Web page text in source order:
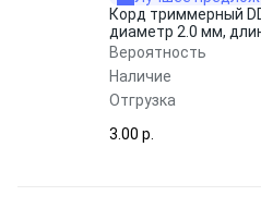
Корд триммерный
диаметр 2.0 мм,
Вероятность
Наличие
Отгрузка
3.00 p.